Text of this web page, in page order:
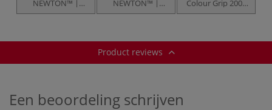
NEWTON™ |
studio collection™
NEWTON™ |
Promarker Black
Colour Grip 2001
kleurpotloden set
Product reviews
Een beoordeling schrijven